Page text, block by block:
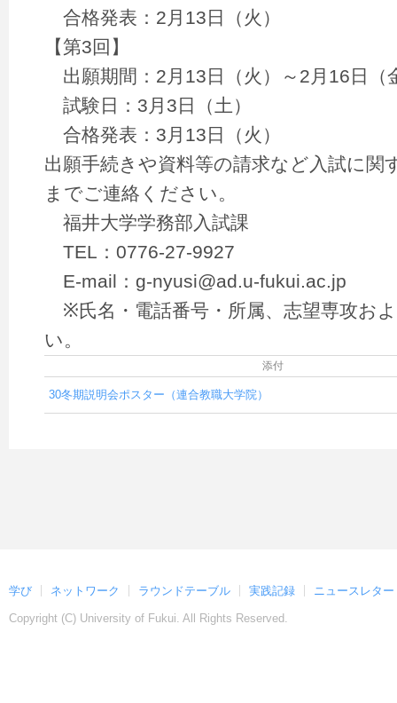
合格発表：2月13日（火）
【第3回】
出願期間：2月13日（火）～2月16日（
試験日：3月3日（土）
合格発表：3月13日（火）
出願手続きや資料等の請求など入試に関
までご連絡ください。
福井大学学務部入試課
TEL：0776-27-9927
E-mail：g-nyusi@ad.u-fukui.ac.jp
※氏名・電話番号・所属、志望専攻お
い。
添付
30冬期説明会ポスター（連合教職大学院）
学び ネットワーク ラウンドテーブル 実践記録 ニュースレター
Copyright (C) University of Fukui. All Rights Reserved.